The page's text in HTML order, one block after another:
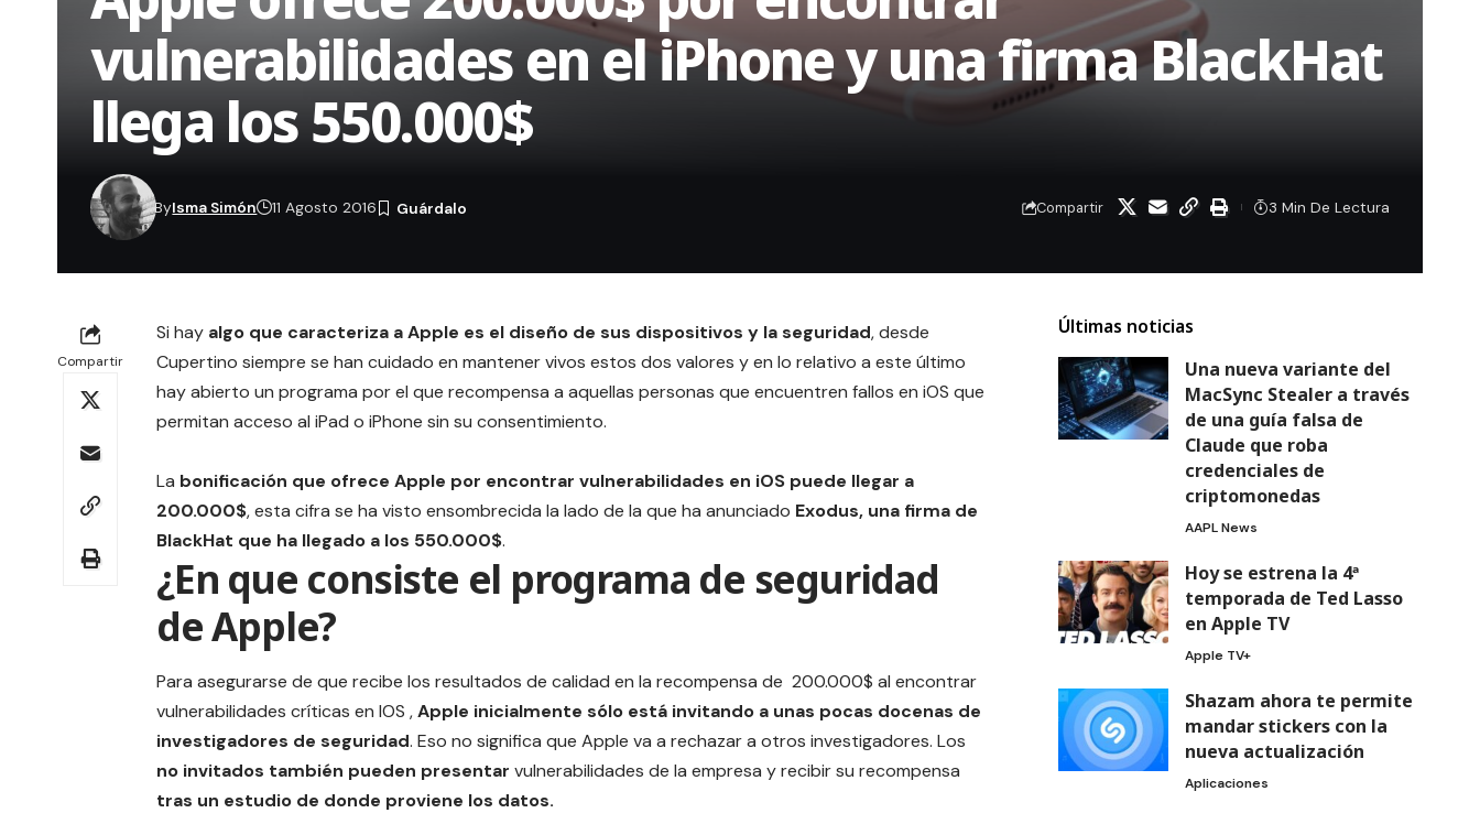
vulnerabilidades en el iPhone y una firma BlackHat
llega los 550.000$
ByIsma Simón 11 Agosto 2016 Compartir 3 Min De Lectura
Compartir
Si hay algo que caracteriza a Apple es el diseño de sus dispositivos y la seguridad, desde
Cupertino siempre se han cuidado en mantener vivos estos dos valores y en lo relativo a este último
hay abierto un programa por el que recompensa a aquellas personas que encuentren fallos en iOS que
permitan acceso al iPad o iPhone sin su consentimiento.
La bonificación que ofrece Apple por encontrar vulnerabilidades en iOS puede llegar a
200.000$, esta cifra se ha visto ensombrecida la lado de la que ha anunciado Exodus, una firma de
BlackHat que ha llegado a los 550.000$.
¿En que consiste el programa de seguridad
de Apple?
Para asegurarse de que recibe los resultados de calidad en la recompensa de 200.000$ al encontrar
vulnerabilidades críticas en IOS ,Apple inicialmente sólo está invitando a unas pocas docenas de
investigadores de seguridad. Eso no significa que Apple va a rechazar a otros investigadores. Los
no invitados también pueden presentar vulnerabilidades de la empresa y recibir su recompensa
tras un estudio de donde proviene los datos.
Últimas noticias
Una nueva variante del
MacSync Stealer a través
de una guía falsa de
Claude que roba
credenciales de
criptomonedas
AAPL News
Hoy se estrena la 4ª
temporada de Ted Lasso
en Apple TV
Apple TV+
Shazam ahora te permite
mandar stickers con la
nueva actualización
Aplicaciones